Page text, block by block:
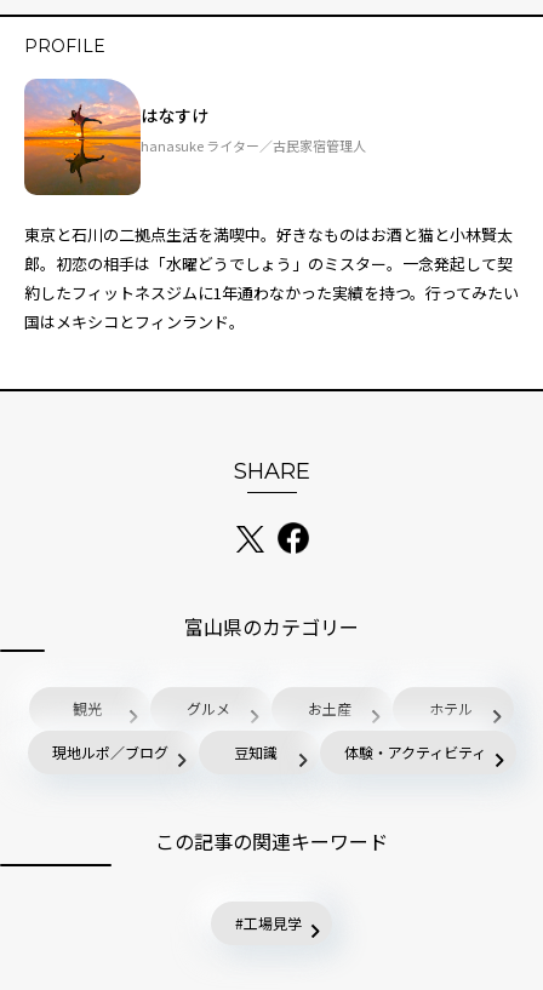
PROFILE
はなすけ
hanasuke ライター／古民家宿管理人
東京と石川の二拠点生活を満喫中。好きなものはお酒と猫と小林賢太
郎。初恋の相手は「水曜どうでしょう」のミスター。一念発起して契
約したフィットネスジムに1年通わなかった実績を持つ。行ってみたい
国はメキシコとフィンランド。
SHARE
富山県のカテゴリー
観光 グルメ お土産 ホテル
現地ルポ／ブログ 豆知識 体験・アクティビティ
この記事の関連キーワード
工場見学